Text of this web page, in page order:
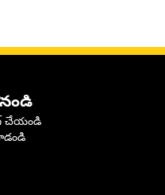
చేయండి